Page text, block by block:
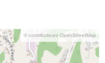
© contributeurs OpenStreetMap